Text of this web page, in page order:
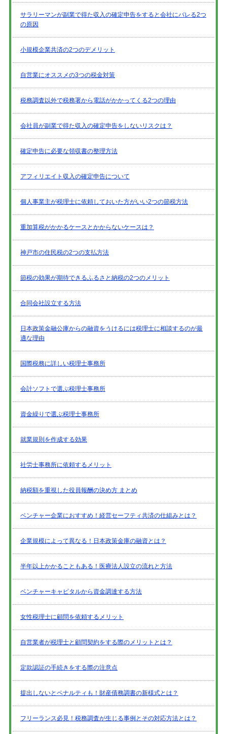
サラリーマンが副業で得た収入の確定申告をすると会社にバレる2つ
の原因
小規模企業共済の2つのデメリット
自営業にオススメの3つの税金対策
税務調査以外で税務署から電話がかかってくる2つの理由
会社員が副業で得た収入の確定申告をしないリスクは？
確定申告に必要な領収書の整理方法
アフィリエイト収入の確定申告について
個人事業主が税理士に依頼しておいた方がいい2つの節税方法
重加算税がかかるケースとかからないケースは？
神戸市の住民税の2つの支払方法
節税の効果が期待できるふるさと納税の2つのメリット
合同会社設立する方法
日本政策金融公庫からの融資をうけるには税理士に相談するのが最
適な理由
国際税務に詳しい税理士事務所
会計ソフトで選ぶ税理士事務所
資金繰りで選ぶ税理士事務所
就業規則を作成する効果
社労士事務所に依頼するメリット
納税額を重視した役員報酬の決め方 まとめ
ベンチャー企業におすすめ！経営セーフティ共済の仕組みとは？
企業規模によって異なる！日本政策金庫の融資とは？
半年以上かかることもある！医療法人設立の流れと方法
ベンチャーキャピタルから資金調達する方法
女性税理士に顧問を依頼するメリット
自営業者が税理士と顧問契約をする際のメリットとは？
定款認証の手続きをする際の注意点
提出しないとペナルティも！財産債務調書の新様式とは？
フリーランス必見！税務調査が生じる事例とその対応方法とは？